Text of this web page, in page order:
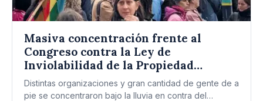
Masiva concentración frente al
Congreso contra la Ley de
Inviolabilidad de la Propiedad
Privada
Distintas organizaciones y gran cantidad de gente de a
pie se concentraron bajo la lluvia en contra del…